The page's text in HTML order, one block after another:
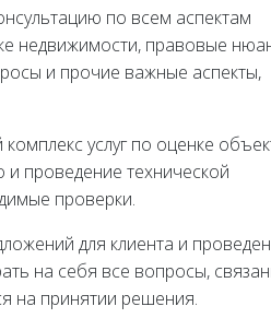
по всем аспектам
недвижимости, правовые
и прочие важные аспекты,
услуг по оценке
проведение технической
проверки.
для клиента и
на себя все вопросы,
на принятии решения.